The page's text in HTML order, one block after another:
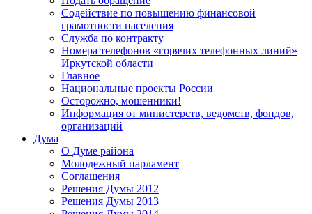
Содействие по повышению финансовой
грамотности населения
Служба по контракту
Номера телефонов «горячих телефонных линий»
Иркутской области
Главное
Национальные проекты России
Осторожно, мошенники!
Информация от министерств, ведомств, фондов,
организаций
Дума
О Думе района
Молодежный парламент
Соглашения
Решения Думы 2012
Решения Думы 2013